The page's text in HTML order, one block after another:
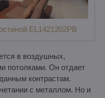
EL1421202PB
в воздушных,
потолками. Он отдает
контрастам.
с металлом. Но и